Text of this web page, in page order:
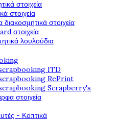
στοιχεία
στοιχεία
στοιχεία
στοιχεία
λουλούδια
ITD
scrapbooking RePrint
scrapbooking Scrapberry's
στοιχεία
- Κοπτικά